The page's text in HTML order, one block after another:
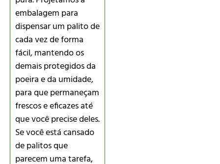
embalagem para
dispensar um palito de
cada vez de forma
fácil, mantendo os
demais protegidos da
poeira e da umidade,
para que permaneçam
frescos e eficazes até
que você precise deles.
Se você está cansado
de palitos que
parecem uma tarefa,